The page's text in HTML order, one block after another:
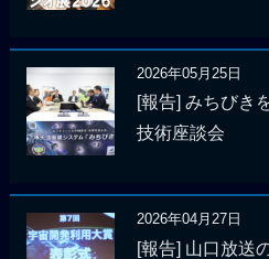
2026年05月25日
[報告] みちびき
技術座談会
2026年04月27日
[報告] 山口放送